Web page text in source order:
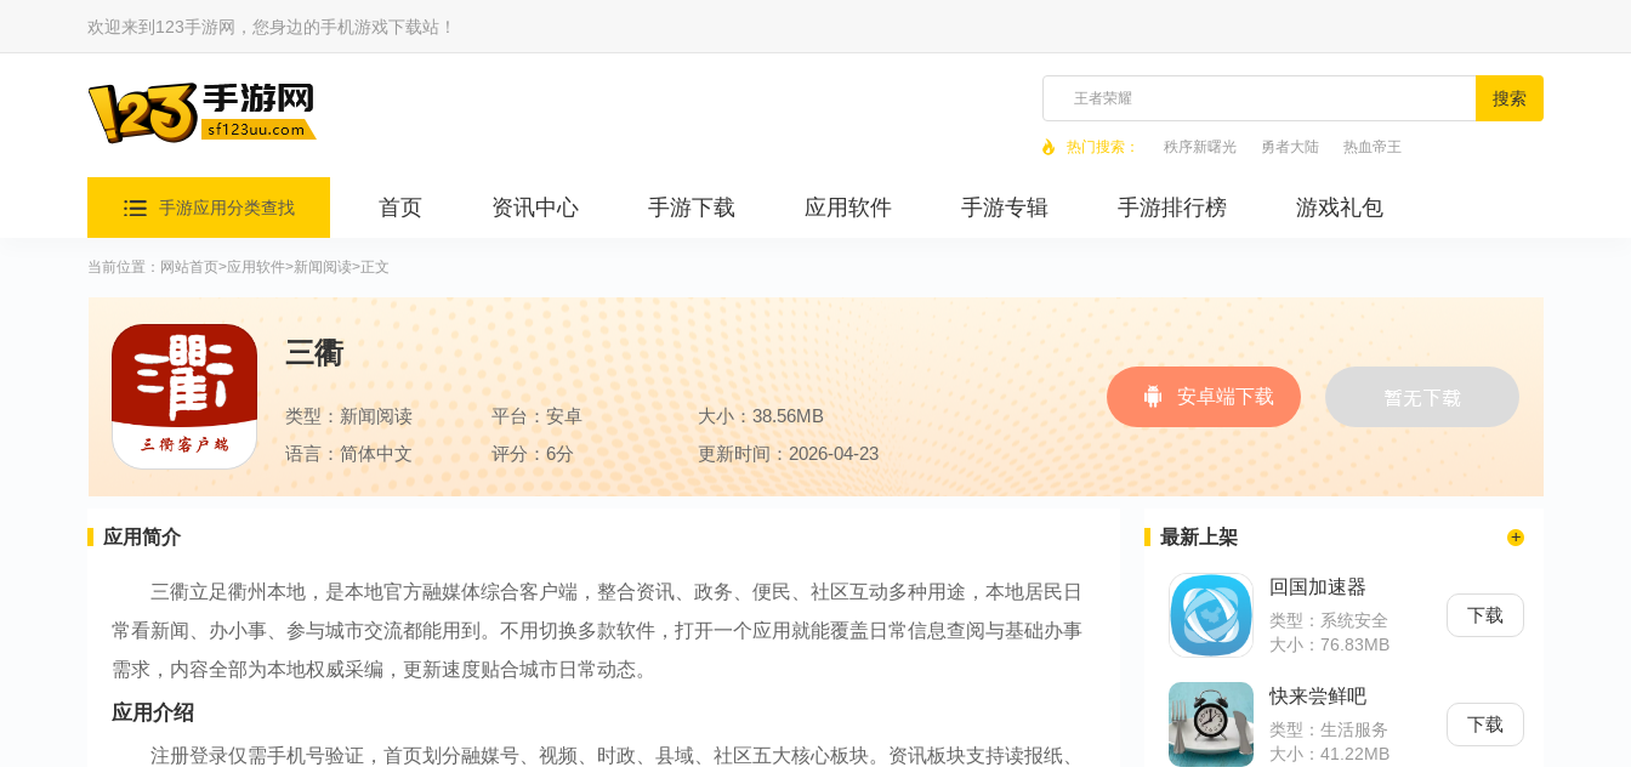
欢迎来到123手游网，您身边的手机游戏下载站！
搜索
热门搜索： 秩序新曙光 勇者大陆 热血帝王
手游应用分类查找 首页 资讯中心 手游下载 应用软件 手游专辑 手游排行榜 游戏礼包
当前位置： 网站首页>应用软件>新闻阅读>正文
三衢
类型：新闻阅读 平台：安卓
大小：38.56MB
语言：简体中文
评分：6分 更新时间：2026-04-23
安卓端下载
应用简介
三衢立足衢州本地，是本地官方融媒体综合客户端，整合资讯、政务、便民、社区互动多种用途，本地居民日
常看新闻、办小事、参与城市交流都能用到。不用切换多款软件，打开一个应用就能覆盖日常信息查阅与基础办事
需求，内容全部为本地权威采编，更新速度贴合城市日常动态。
应用介绍
注册登录仅需手机号验证，首页划分融媒号、视频、时政、县域、社区五大核心板块。资讯板块支持读报纸、
最新上架
回国加速器
类型：系统安全
大小：76.83MB
下载
快来尝鲜吧
类型：生活服务
大小：41.22MB
下载